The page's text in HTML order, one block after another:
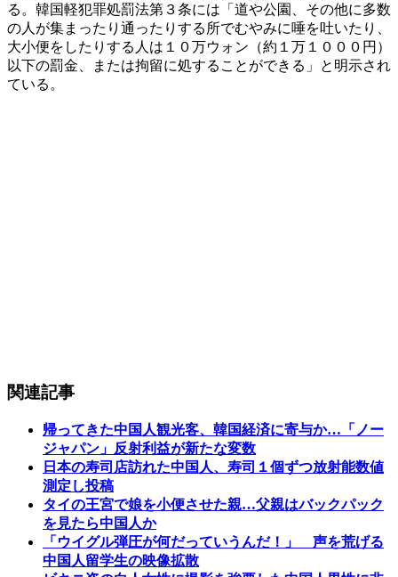
る。韓国軽犯罪処罰法第３条には「道や公園、その他に多数
の人が集まったり通ったりする所でむやみに唾を吐いたり、
大小便をしたりする人は１０万ウォン（約１万１０００円）
以下の罰金、または拘留に処することができる」と明示され
ている。
関連記事
帰ってきた中国人観光客、韓国経済に寄与か…「ノー
ジャパン」反射利益が新たな変数
日本の寿司店訪れた中国人、寿司１個ずつ放射能数値
測定し投稿
タイの王宮で娘を小便させた親…父親はバックパック
を見たら中国人か
「ウイグル弾圧が何だっていうんだ！」 声を荒げる
中国人留学生の映像拡散